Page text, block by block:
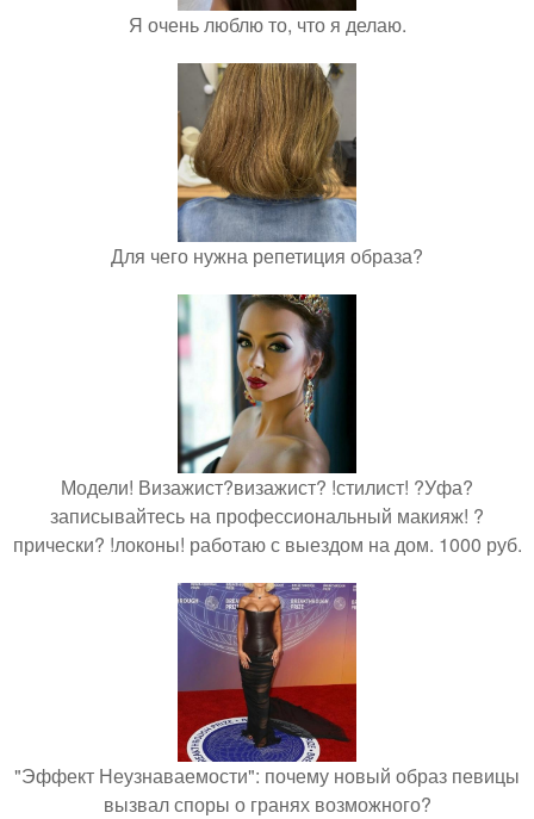
Я очень люблю то, что я делаю.
Для чего нужна репетиция образа?
Модели! Визажист?визажист? !стилист! ?Уфа?
записывайтесь на профессиональный макияж! ?
прически? !локоны! работаю с выездом на дом. 1000 руб.
"Эффект Неузнаваемости": почему новый образ певицы
вызвал споры о гранях возможного?